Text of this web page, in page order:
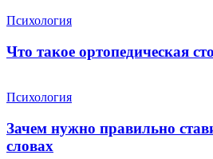
Психология
Что такое ортопедическая
Психология
Зачем нужно правильно
словах